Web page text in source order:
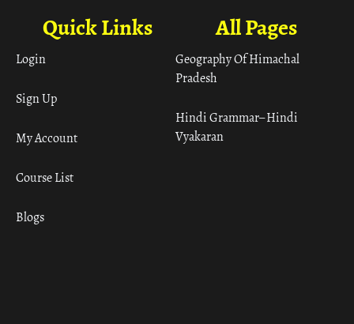
All Pages
Geography Of Himachal
Pradesh
Hindi Grammar– Hindi
Vyakaran
Quick Links
Login
Sign Up
My Account
Course List
Blogs